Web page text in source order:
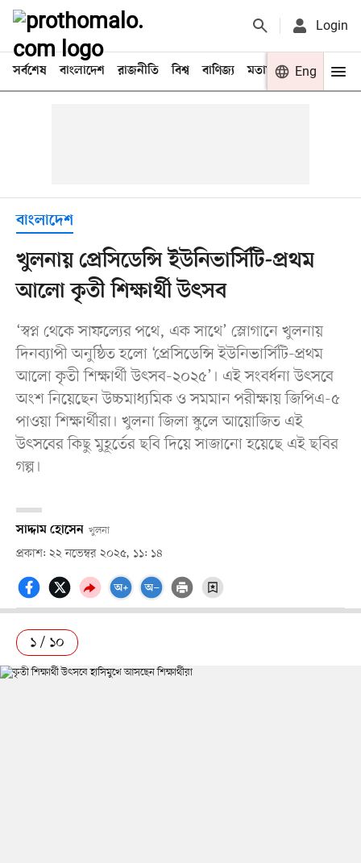
Login
সর্বশেষ বাংলাদেশ রাজনীতি বিশ্ব বাণিজ্য মতামত খেলা
Eng
বাংলাদেশ
খুলনায় প্রেসিডেন্সি ইউনিভার্সিটি-প্রথম
আলো কৃতী শিক্ষার্থী উৎসব
‘স্বপ্ন থেকে সাফল্যের পথে, এক সাথে’ স্লোগানে খুলনায়
দিনব্যাপী অনুষ্ঠিত হলো ‘প্রেসিডেন্সি ইউনিভার্সিটি-প্রথম
আলো কৃতী শিক্ষার্থী উৎসব-২০২৫’। এই সংবর্ধনা উৎসবে
অংশ নিয়েছেন উচ্চমাধ্যমিক ও সমমান পরীক্ষায় জিপিএ-৫
পাওয়া শিক্ষার্থীরা। খুলনা জিলা স্কুলে আয়োজিত এই
উৎসবের কিছু মুহূর্তের ছবি দিয়ে সাজানো হয়েছে এই ছবির
গল্প।
সাদ্দাম হোসেন খুলনা
প্রকাশ: ২২ নভেম্বর ২০২৫, ১১: ১৪
১ / ১০